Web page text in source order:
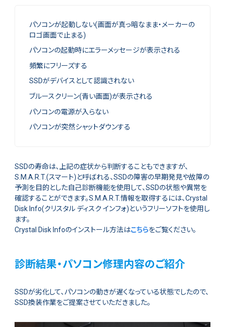
パソコンが起動しない(画面が真っ暗なまま・メーカーの
ロゴ画面で止まる)
パソコンの起動時にエラーメッセージが表示される
頻繁にフリーズする
SSDがデバイスとして認識されない
ブルースクリーン(青い画面)が表示される
パソコンの電源が入らない
パソコンが突然シャットダウンする
SSDの寿命は、上記の症状から判断することもできますが、
S.M.A.R.T.(スマート)と呼ばれる、SSDの障害の早期発見や故障の
予測を目的とした自己診断機能を使用して、SSDの状態や異常を
確認することができます。S.M.A.R.T.情報を取得するには、Crystal
Disk Info(クリスタル ディスク インフォ)というフリーソフトを使用し
ます。
Crystal Disk Infoのインストール方法はこちらをご覧ください。
診断結果・パソコン修理内容のご紹介
SSDが劣化して、パソコンの動きが遅くなっている状態でしたので、
SSD換装作業をご提案させていただきました。